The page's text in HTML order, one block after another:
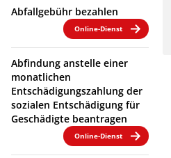
Abfallgebühr bezahlen
Online-Dienst
Abfindung anstelle einer
monatlichen
Entschädigungszahlung der
sozialen Entschädigung für
Geschädigte beantragen
Online-Dienst